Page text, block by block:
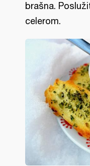
brašna.
celerom.